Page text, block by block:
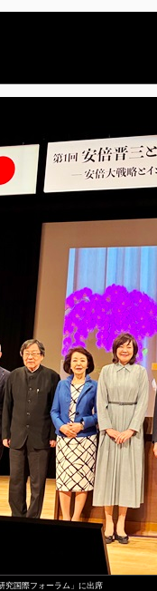
究国際フォーラム」に出席